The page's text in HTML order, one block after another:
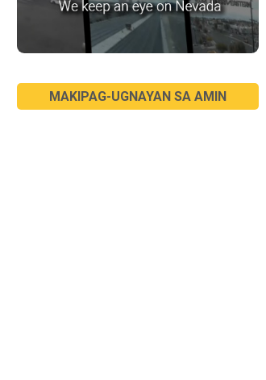
MAKIPAG-UGNAYAN SA AMIN